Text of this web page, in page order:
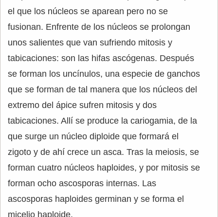
el que los núcleos se aparean pero no se
fusionan. Enfrente de los núcleos se prolongan
unos salientes que van sufriendo mitosis y
tabicaciones: son las hifas ascógenas. Después
se forman los uncínulos, una especie de ganchos
que se forman de tal manera que los núcleos del
extremo del ápice sufren mitosis y dos
tabicaciones. Allí se produce la cariogamia, de la
que surge un núcleo diploide que formará el
zigoto y de ahí crece un asca. Tras la meiosis, se
forman cuatro núcleos haploides, y por mitosis se
forman ocho ascosporas internas. Las
ascosporas haploides germinan y se forma el
micelio haploide.